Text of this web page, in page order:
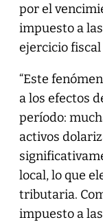
por el
impuesto a
ejercicio
“Este
a los efectos
período:
activos
local, lo que
tributaria.
impuesto a